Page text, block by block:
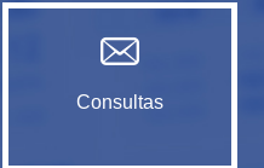
Consultas